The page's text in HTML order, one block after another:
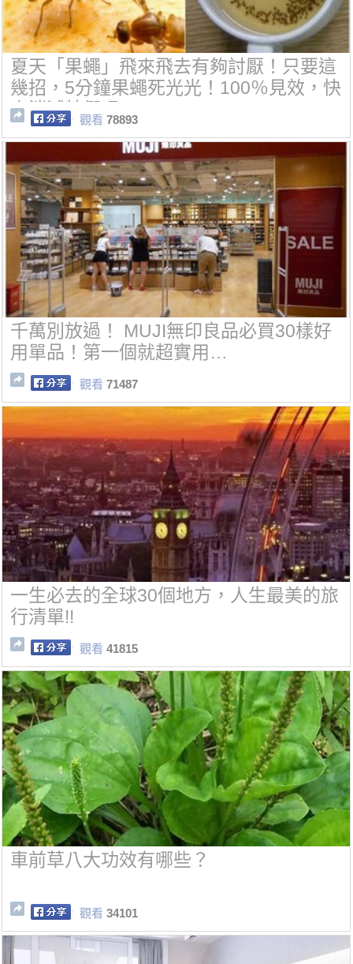
夏天「果蠅」飛來飛去有夠討厭！只要這
幾招，5分鐘果蠅死光光！100％見效，快
來消滅牠們吧~
觀看 78893
千萬別放過！ MUJI無印良品必買30樣好
用單品！第一個就超實用…
觀看 71487
一生必去的全球30個地方，人生最美的旅
行清單!!
觀看 41815
車前草八大功效有哪些？
觀看 34101